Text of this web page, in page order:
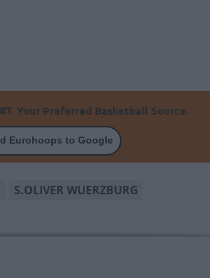
Your Preferred Basketball Source.
Eurohoops to Google
S.OLIVER WUERZBURG